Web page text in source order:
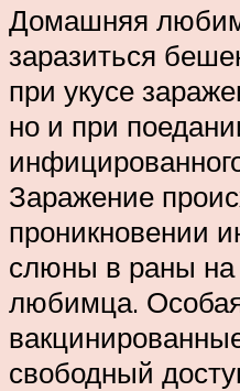
Домашняя
заразиться
при укусе
но и при
Заражение
проникновении
слюны в раны
любимца.
свободный